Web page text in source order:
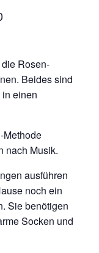
Rosen-
Beides sind
einen
Methode
nach Musik.
ausführen
noch ein
Sie benötigen
Socken und